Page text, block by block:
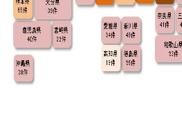
（負債1,000